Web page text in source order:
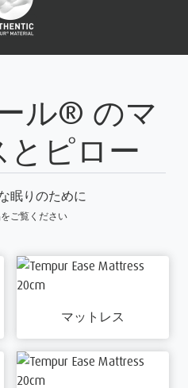
ル® のマ
とピロー
眠りのために
ご覧ください
マットレス